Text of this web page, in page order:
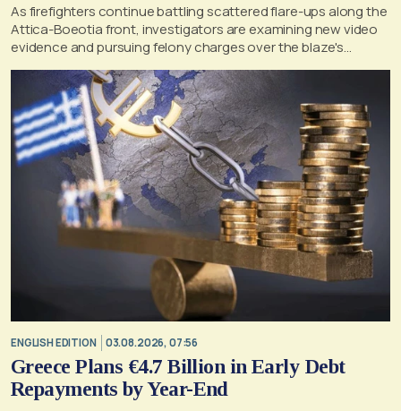
As firefighters continue battling scattered flare-ups along the
Attica-Boeotia front, investigators are examining new video
evidence and pursuing felony charges over the blaze's
ENGLISH EDITION 03.08.2026, 07:56
Greece Plans €4.7 Billion in Early Debt
Repayments by Year-End